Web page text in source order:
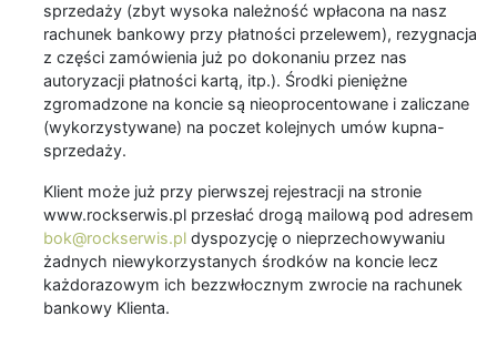
sprzedaży (zbyt wysoka należność wpłacona na nasz
rachunek bankowy przy płatności przelewem), rezygnacja
z części zamówienia już po dokonaniu przez nas
autoryzacji płatności kartą, itp.). Środki pieniężne
zgromadzone na koncie są nieoprocentowane i zaliczane
(wykorzystywane) na poczet kolejnych umów kupna-
sprzedaży.
Klient może już przy pierwszej rejestracji na stronie
www.rockserwis.pl przesłać drogą mailową pod adresem
bok@rockserwis.pl dyspozycję o nieprzechowywaniu
żadnych niewykorzystanych środków na koncie lecz
każdorazowym ich bezzwłocznym zwrocie na rachunek
bankowy Klienta.